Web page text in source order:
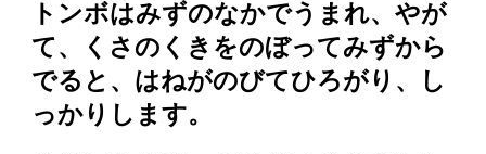
トンボはみずのなかでうまれ、やが
て、くさのくきをのぼってみずから
でると、はねがのびてひろがり、し
っかりします。